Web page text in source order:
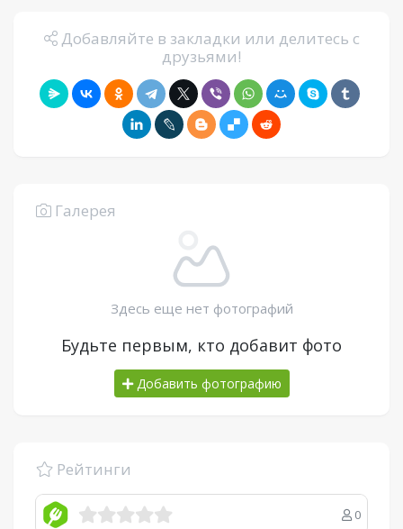
Добавляйте в закладки или делитесь с
друзьями!
Галерея
Здесь еще нет фотографий
Будьте первым, кто добавит фото
Добавить фотографию
Рейтинги
0